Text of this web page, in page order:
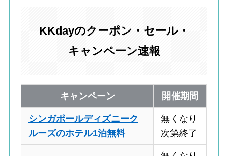
KKdayのクーポン・セール・
キャンペーン速報
キャンペーン 開催期間
シンガポールディズニーク
ルーズのホテル1泊無料
無くなり
次第終了